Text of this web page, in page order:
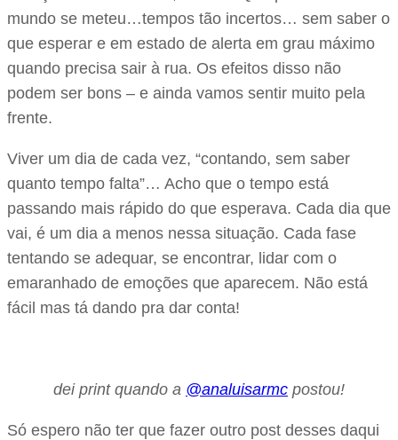
mundo se meteu…tempos tão incertos… sem saber o
que esperar e em estado de alerta em grau máximo
quando precisa sair à rua. Os efeitos disso não
podem ser bons – e ainda vamos sentir muito pela
frente.
Viver um dia de cada vez, “contando, sem saber
quanto tempo falta”… Acho que o tempo está
passando mais rápido do que esperava. Cada dia que
vai, é um dia a menos nessa situação. Cada fase
tentando se adequar, se encontrar, lidar com o
emaranhado de emoções que aparecem. Não está
fácil mas tá dando pra dar conta!
dei print quando a @analuisarmc postou!
Só espero não ter que fazer outro post desses daqui